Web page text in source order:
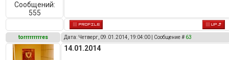
Сообщений:
555
torrrrrrrrres Дата: Четверг, 09.01.2014, 19:04:00 | Сообщение # 63
14.01.2014